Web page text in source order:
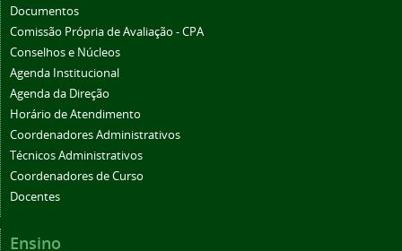
Documentos
Comissão Própria de Avaliação - CPA
Conselhos e Núcleos
Agenda Institucional
Agenda da Direção
Horário de Atendimento
Coordenadores Administrativos
Técnicos Administrativos
Coordenadores de Curso
Docentes
Ensino